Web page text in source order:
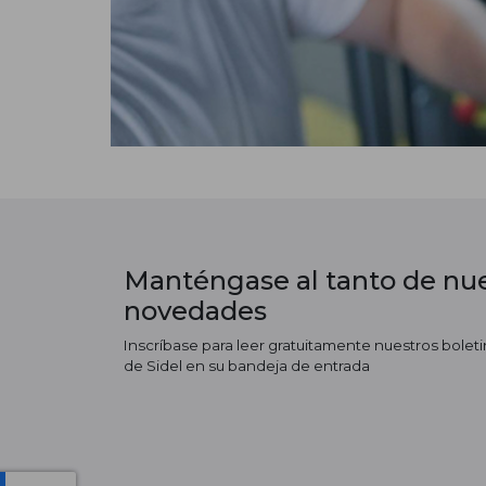
Manténgase al tanto de
novedades
Inscríbase para leer gratuitamente nuestros
de Sidel en su bandeja de entrada